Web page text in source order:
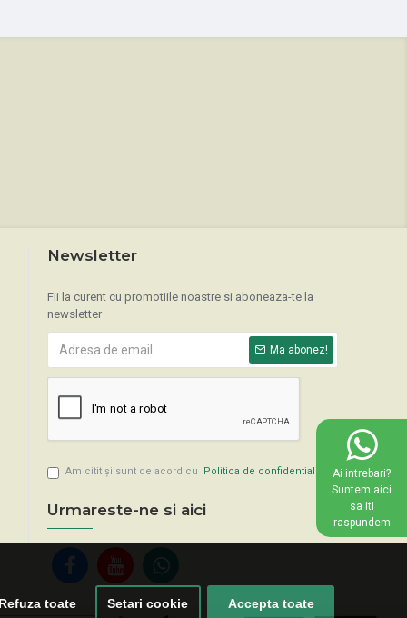
toate Setari cookie Accepta toate
Newsletter
Fii la curent cu promotiile noastre si aboneaza-te la
newsletter
Ma abonez!
Am citit şi sunt de acord cu Politica de confidentialitate
Urmareste-ne si aici
Ai intrebari?
Suntem aici
sa iti
raspundem